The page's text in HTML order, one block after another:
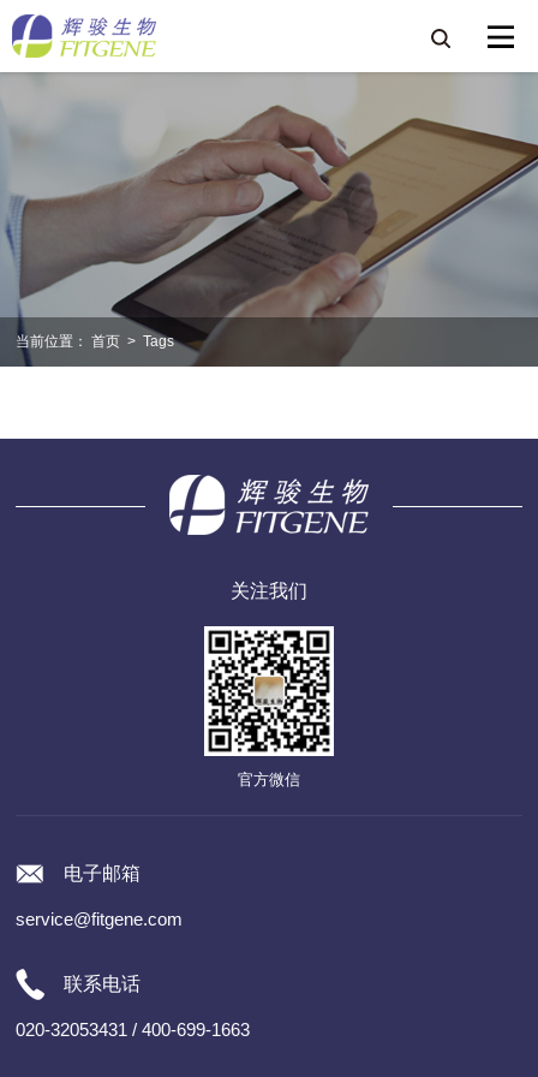
当前位置： 首页 > Tags
关注我们
官方微信
电子邮箱
service@fitgene.com
联系电话
020-32053431 / 400-699-1663